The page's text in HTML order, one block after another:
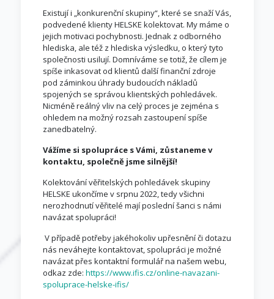
Existují i „konkurenční skupiny“, které se snaží Vás,
podvedené klienty HELSKE kolektovat. My máme o
jejich motivaci pochybnosti. Jednak z odborného
hlediska, ale též z hlediska výsledku, o který tyto
společnosti usilují. Domníváme se totiž, že cílem je
spíše inkasovat od klientů další finanční zdroje
pod záminkou úhrady budoucích nákladů
spojených se správou klientských pohledávek.
Nicméně reálný vliv na celý proces je zejména s
ohledem na možný rozsah zastoupení spíše
zanedbatelný.
Vážíme si spolupráce s Vámi, zůstaneme v
kontaktu, společně jsme silnější!
Kolektování věřitelských pohledávek skupiny
HELSKE ukončíme v srpnu 2022, tedy všichni
nerozhodnutí věřitelé mají poslední šanci s námi
navázat spolupráci!
V případě potřeby jakéhokoliv upřesnění či dotazu
nás neváhejte kontaktovat, spolupráci je možné
navázat přes kontaktní formulář na našem webu,
odkaz zde: https://www.ifis.cz/online-navazani-
spoluprace-helske-ifis/